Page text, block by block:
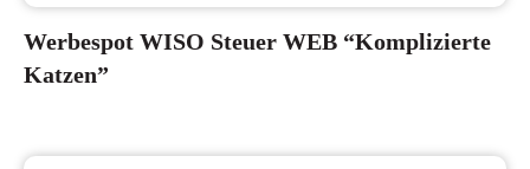
Werbespot WISO Steuer WEB “Komplizierte
Katzen”